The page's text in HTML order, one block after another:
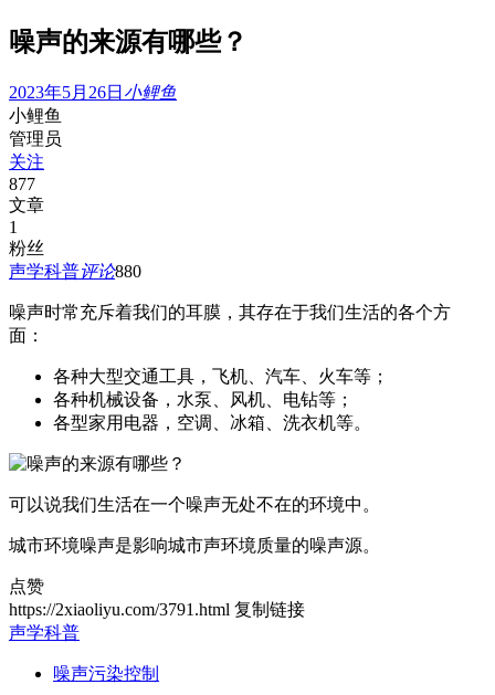
噪声的来源有哪些？
2023年5月26日 小鲤鱼
小鲤鱼
管理员
关注
877
文章
1
粉丝
声学科普评论880
噪声时常充斥着我们的耳膜，其存在于我们生活的各个方
面：
各种大型交通工具，飞机、汽车、火车等；
各种机械设备，水泵、风机、电钻等；
各型家用电器，空调、冰箱、洗衣机等。
可以说我们生活在一个噪声无处不在的环境中。
城市环境噪声是影响城市声环境质量的噪声源。
点赞
https://2xiaoliyu.com/3791.html 复制链接
声学科普
噪声污染控制